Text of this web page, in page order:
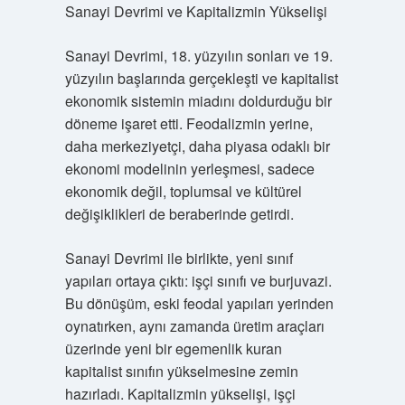
Sanayi Devrimi ve Kapitalizmin Yükselişi
Sanayi Devrimi, 18. yüzyılın sonları ve 19.
yüzyılın başlarında gerçekleşti ve kapitalist
ekonomik sistemin miadını doldurduğu bir
döneme işaret etti. Feodalizmin yerine,
daha merkeziyetçi, daha piyasa odaklı bir
ekonomi modelinin yerleşmesi, sadece
ekonomik değil, toplumsal ve kültürel
değişiklikleri de beraberinde getirdi.
Sanayi Devrimi ile birlikte, yeni sınıf
yapıları ortaya çıktı: işçi sınıfı ve burjuvazi.
Bu dönüşüm, eski feodal yapıları yerinden
oynatırken, aynı zamanda üretim araçları
üzerinde yeni bir egemenlik kuran
kapitalist sınıfın yükselmesine zemin
hazırladı. Kapitalizmin yükselişi, işçi